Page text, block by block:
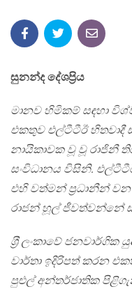
සුනන්ද දේශප‍්‍රිය
මානව හිමිකම් සඳහා
එකතුව එල්ටීටීඊ හිතවාදී
නායිකාවක වූ වූ රාජිනී
සංවිධානය විසිනි.
එහි වත්මන් ප‍්‍රධානීන්
රාජන් හූල් ජීවත්වන්නේ
ශ‍්‍රී ලංකාවේ ජනවාර්ගික
වාර්තා ඉදිරිපත් කරන
පුළුල් අන්තර්ජාතික